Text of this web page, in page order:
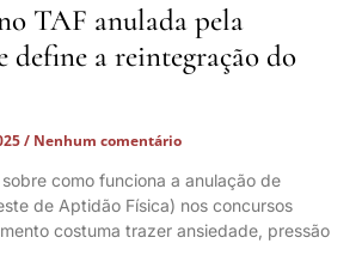
TAF anulada pela
define a reintegração do
Nenhum comentário
como funciona a anulação de
de Aptidão Física) nos concursos
costuma trazer ansiedade, pressão